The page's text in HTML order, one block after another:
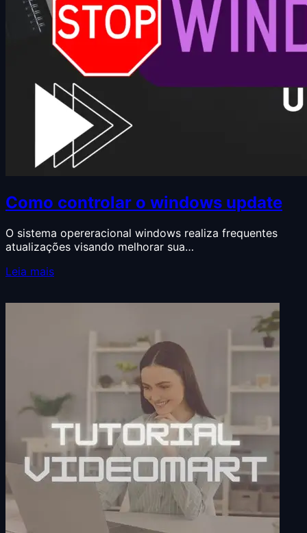
Como controlar o windows update
O sistema opereracional windows realiza frequentes
atualizações visando melhorar sua…
Leia mais